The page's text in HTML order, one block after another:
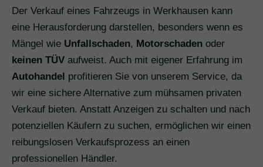
Der Verkauf eines Fahrzeugs in Werkhausen kann
eine Herausforderung darstellen, besonders wenn es
Mängel wie Unfallschaden, Motorschaden oder
keinen TÜV aufweist. Auch mit eigener Erfahrung im
Autohandel profitieren Sie von unserem Service, da
wir eine sichere Alternative zum mühsamen privaten
Verkauf bieten. Anstatt Anzeigen zu schalten und nach
potenziellen Käufern zu suchen, ermöglichen wir einen
reibungslosen Verkaufsprozess an einen
professionellen Händler.